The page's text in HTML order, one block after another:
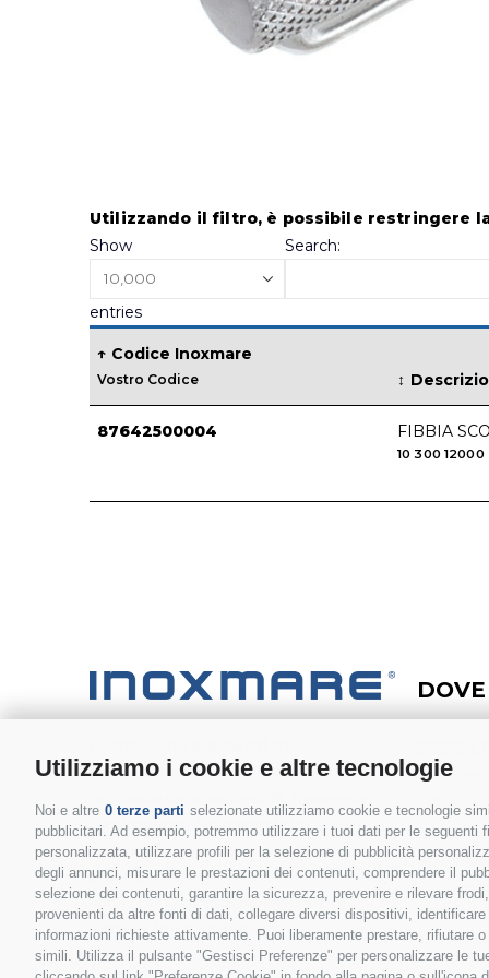
Utilizziamo i cookie e altre tecnologie
Noi e altre 0 terze parti selezionate utilizziamo cookie e tecnologie
pubblicitari. Ad esempio, potremmo utilizzare i tuoi dati per le
personalizzata, utilizzare profili per la selezione di pubblicità
degli annunci, misurare le prestazioni dei contenuti, comprendere il
selezione dei contenuti, garantire la sicurezza, prevenire e rilevare
provenienti da altre fonti di dati, collegare diversi dispositivi,
informazioni richieste attivamente. Puoi liberamente prestare,
simili. Utilizza il pulsante "Gestisci Preferenze" per personalizzare le
to
the
the
gallery
Utilizzando il filtro, è possibile restringere
Show
entries
Search:
Codice Inoxmare
Vostro Codice
87642500004 FIBBIA
10300 12000
collegamento, accessori nautici,
per impianti fotovoltaiciin tutto il
mondo. Tutti i nostri prodotti (eccetto
profili e morsetteria Solar - in Alluminio)
sono realizzati esclusivamente in
acciaio inossidabile.
Via
47924 |
Via
40053 |
(BO) |